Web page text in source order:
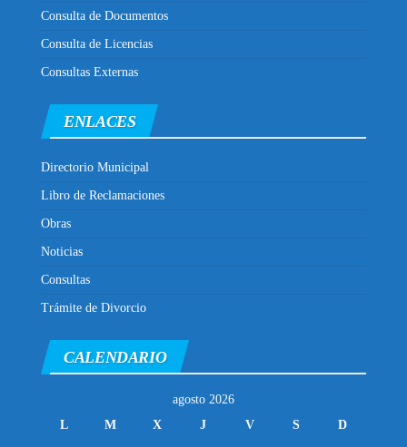
Consulta de Documentos
Consulta de Licencias
Consultas Externas
ENLACES
Directorio Municipal
Libro de Reclamaciones
Obras
Noticias
Consultas
Trámite de Divorcio
CALENDARIO
agosto 2026
L
M X J V S D